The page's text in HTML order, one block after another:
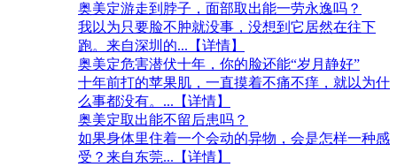
奥美定游走到脖子，面部取出能一劳永逸吗？
我以为只要脸不肿就没事，没想到它居然在往下
跑。来自深圳的...【详情】
奥美定危害潜伏十年，你的脸还能“岁月静好”
十年前打的苹果肌，一直摸着不痛不痒，就以为什
么事都没有。 ...【详情】
奥美定取出能不留后患吗？
如果身体里住着一个会动的异物，会是怎样一种感
受？来自东莞...【详情】